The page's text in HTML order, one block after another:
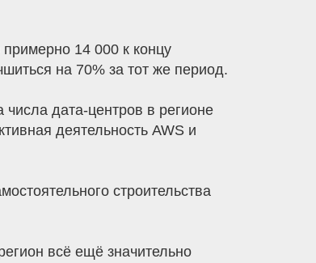
14 000 к концу
на 70% за тот же период.
дата-центров в регионе
деятельность AWS и
строительства
всё ещё значительно